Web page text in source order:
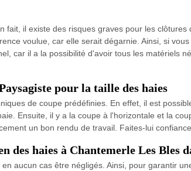
fait, il existe des risques graves pour les
voulue, car elle serait dégarnie. Ainsi, si
car il a la possibilité d'avoir tous les matériels
pour la taille des haies
de coupe prédéfinies. En effet, il est
Ensuite, il y a la coupe à l'horizontale et la
un bon rendu de travail. Faites-lui
des haies à Chantemerle Les Bles
aucun cas être négligés. Ainsi, pour garantir